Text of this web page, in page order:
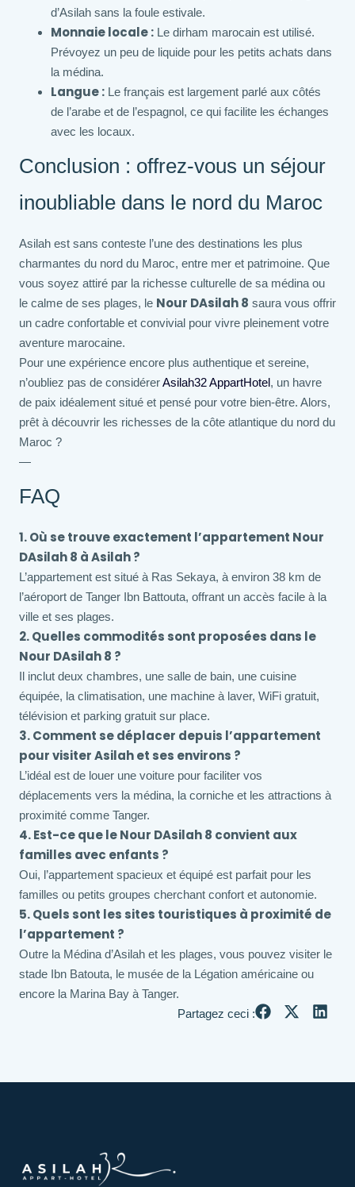
d’Asilah sans la foule estivale.
Monnaie locale : Le dirham marocain est utilisé.
Prévoyez un peu de liquide pour les petits achats dans
la médina.
Langue : Le français est largement parlé aux côtés
de l’arabe et de l’espagnol, ce qui facilite les échanges
avec les locaux.
Conclusion : offrez-vous un séjour
inoubliable dans le nord du Maroc
Asilah est sans conteste l’une des destinations les plus
charmantes du nord du Maroc, entre mer et patrimoine. Que
vous soyez attiré par la richesse culturelle de sa médina ou
le calme de ses plages, le Nour DAsilah 8 saura vous offrir
un cadre confortable et convivial pour vivre pleinement votre
aventure marocaine.
Pour une expérience encore plus authentique et sereine,
n’oubliez pas de considérerAsilah32 AppartHotel, un havre
de paix idéalement situé et pensé pour votre bien-être. Alors,
prêt à découvrir les richesses de la côte atlantique du nord du
Maroc ?
—
FAQ
1. Où se trouve exactement l’appartement Nour
DAsilah 8 à Asilah ?
L’appartement est situé à Ras Sekaya, à environ 38 km de
l’aéroport de Tanger Ibn Battouta, offrant un accès facile à la
ville et ses plages.
2. Quelles commodités sont proposées dans le
Nour DAsilah 8 ?
Il inclut deux chambres, une salle de bain, une cuisine
équipée, la climatisation, une machine à laver, WiFi gratuit,
télévision et parking gratuit sur place.
3. Comment se déplacer depuis l’appartement
pour visiter Asilah et ses environs ?
L’idéal est de louer une voiture pour faciliter vos
déplacements vers la médina, la corniche et les attractions à
proximité comme Tanger.
4. Est-ce que le Nour DAsilah 8 convient aux
familles avec enfants ?
Oui, l’appartement spacieux et équipé est parfait pour les
familles ou petits groupes cherchant confort et autonomie.
5. Quels sont les sites touristiques à proximité de
l’appartement ?
Outre la Médina d’Asilah et les plages, vous pouvez visiter le
stade Ibn Batouta, le musée de la Légation américaine ou
encore la Marina Bay à Tanger.
Partagez ceci :